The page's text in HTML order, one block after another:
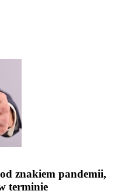
znakiem pandemii,
terminie